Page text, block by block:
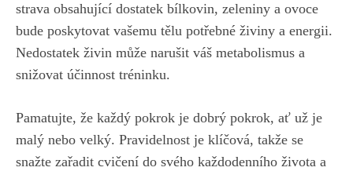
strava‍ obsahující ‌dostatek bílkovin, zeleniny ⁤a ovoce
bude poskytovat vašemu tělu potřebné živiny a energii.
Nedostatek ⁤živin může narušit váš metabolismus a‍
snižovat ⁤účinnost tréninku.
Pamatujte,‌ že každý​ pokrok je ⁤dobrý pokrok, ať⁢ už je
malý nebo velký. ‌Pravidelnost je klíčová, takže⁤ se
snažte‍ zařadit cvičení ‍do svého každodenního života a